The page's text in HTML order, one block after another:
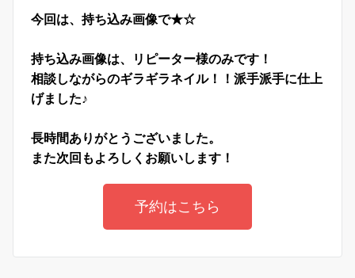
今回は、持ち込み画像で★☆
持ち込み画像は、リピーター様のみです！
相談しながらのギラギラネイル！！派手派手に仕上
げました♪
長時間ありがとうございました。
また次回もよろしくお願いします！
予約はこちら